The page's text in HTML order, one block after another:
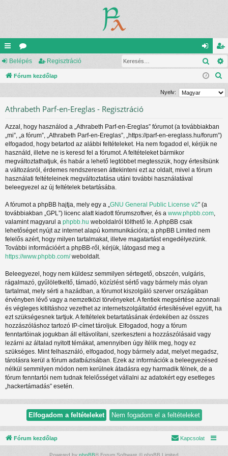
yo
rs
ke
ór
u
ok
el
ép
eg
is
ztr
Belépés Regisztráció
Fórum kezdőlap
r
Nyelv:
Athrabeth Parf-en-Ereglas - Regisztráció
Azzal, hogy használod a „Athrabeth Parf-en-Ereglas” fórumot (a továbbiakban
„mi”, „a fórum”, „Athrabeth Parf-en-Ereglas”, „https://parf-en-ereglass.hu/forum”)
elfogadod, hogy betartod az alábbi feltételeket. Ha nem fogadod el, kérjük ne
használd, illetve ne is keresd fel a fórumot. A feltételeket bármikor
megváltoztathatjuk, és habár a lehető legtöbbet megtesszük, hogy értesítsünk
a változásról, érdemes rendszeresen áttekinteni ezt az oldalt, mivel a fórum
használati feltételeinek megváltoztatása utáni további használatával
beleegyezel az új feltételek betartásába.
A fórumot a phpBB hajtja, mely egy a „ GNU General Public License v2” (a
továbbiakban „GPL”) licenc alatt kiadott fórumszoftver, és a www.phpbb.com
valamint magyarul a phpbb.hu weboldalról tölthető le. A phpBB csak
lehetőséget nyújt az internet alapú kommunikációra; a phpBB Limited nem
felelős azért, hogy milyen tartalmakat, illetve magatartást engedélyezünk.
További információért a phpBB-ről, kérjük, látogasd meg a
https://www.phpbb.com/weboldalt.
Beleegyezel, hogy nem küldesz semmilyen sértegető, obszcén, vulgáris,
rágalmazó, gyűlöletkeltő, támadó, közízlést sértő vagy bármely más olyan
tartalmat, mely sérti a hazádban, a fórumot kiszolgáló szerver országában
érvényben lévő vagy a nemzetközi törvényeket. A fentiek megsértése azonnali
és végleges kitiltáshoz vezethet az internetszolgáltatód értesítésével együtt, ha
ezt szükségesnek tartjuk. A feltételek betartatásának érdekében az összes
hozzászóláshoz tartozó IP-címet tároljuk. Elfogadod, hogy a fórum
fenntartóinak jogukban áll eltávolítani, szerkeszteni a hozzászólásaid vagy
lezárni az általad nyitott témákat, amennyiben úgy ítélik meg, hogy ez
szükséges. Mint felhasználó, elfogadod, hogy bármely adat, melyet megadsz,
tárolásra kerül a fórum adatbázisában. Ezek az információk a beleegyezésed
nélkül semmilyen módon nem kerülnek átadásra egy harmadik félnek, de a
fórum fenntartói nem tudnak felelősséget vállalni az adatokért egy esetleges
„hackertámadás” esetén.
Fórum kezdőlap Kapcsolat
Powered by phpBB® Forum Software © phpBB Limited